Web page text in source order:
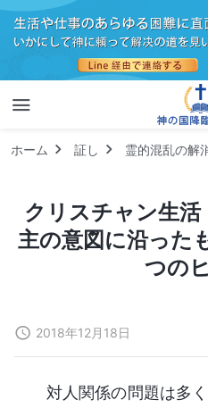
ホーム 証し 霊的混乱の解
クリスチャン生
主の意図に沿った
つの
2018年12月18日
対人関係の問題は多